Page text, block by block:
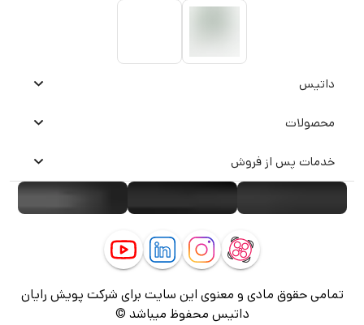
داتیس
محصولات
خدمات پس از فروش
تمامی حقوق مادی و معنوی این سایت برای شرکت پویش رایان
داتیس محفوظ میباشد ©